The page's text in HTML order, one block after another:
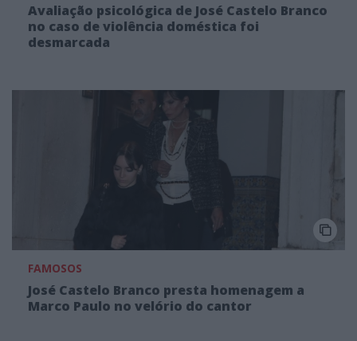
Avaliação psicológica de José Castelo Branco
no caso de violência doméstica foi
desmarcada
FAMOSOS
José Castelo Branco presta homenagem a
Marco Paulo no velório do cantor